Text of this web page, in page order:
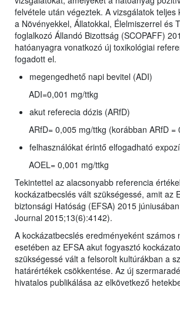
felvétele után végeztek. A vizsgálatok teljes
a Növényekkel, Állatokkal, Élelmiszerrel és
foglalkozó Állandó Bizottság (SCOPAFF)
hatóanyagra vonatkozó új toxikológiai
fogadott el.
megengedhető napi bevitel (ADI)
ADI=0,001 mg/ttkg
akut referecia dózis (ARfD)
ARfD= 0,005 mg/ttkg (korábban ARfD =
felhasználókat érintő elfogadható
AOEL= 0,001 mg/ttkg
Tekintettel az alacsonyabb referencia
kockázatbecslés vált szükségessé, amit az
biztonsági Hatóság (EFSA) 2015
Journal 2015;13(6):4142).
A kockázatbecslés eredményeként számos
esetében az EFSA akut fogyasztó
szükségessé vált a felsorolt kultúrákban a
határértékek csökkentése. Az új
hivatalos publikálása az elkövetkező